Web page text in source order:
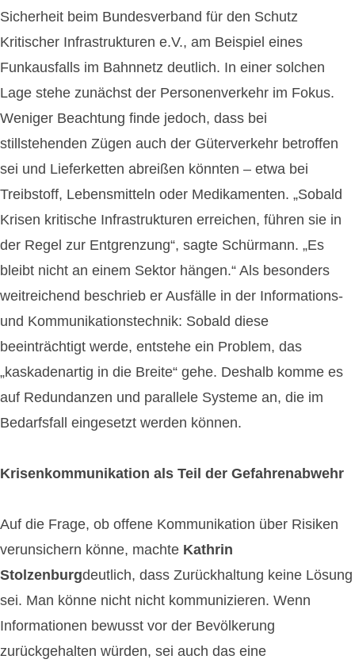
Sicherheit beim Bundesverband für den Schutz
Kritischer Infrastrukturen e.V., am Beispiel eines
Funkausfalls im Bahnnetz deutlich. In einer solchen
Lage stehe zunächst der Personenverkehr im Fokus.
Weniger Beachtung finde jedoch, dass bei
stillstehenden Zügen auch der Güterverkehr betroffen
sei und Lieferketten abreißen könnten – etwa bei
Treibstoff, Lebensmitteln oder Medikamenten. „Sobald
Krisen kritische Infrastrukturen erreichen, führen sie in
der Regel zur Entgrenzung“, sagte Schürmann. „Es
bleibt nicht an einem Sektor hängen.“ Als besonders
weitreichend beschrieb er Ausfälle in der Informations-
und Kommunikationstechnik: Sobald diese
beeinträchtigt werde, entstehe ein Problem, das
„kaskadenartig in die Breite“ gehe. Deshalb komme es
auf Redundanzen und parallele Systeme an, die im
Bedarfsfall eingesetzt werden können.
Krisenkommunikation als Teil der Gefahrenabwehr
Auf die Frage, ob offene Kommunikation über Risiken
verunsichern könne, machte Kathrin
Stolzenburgdeutlich, dass Zurückhaltung keine Lösung
sei. Man könne nicht nicht kommunizieren. Wenn
Informationen bewusst vor der Bevölkerung
zurückgehalten würden, sei auch das eine